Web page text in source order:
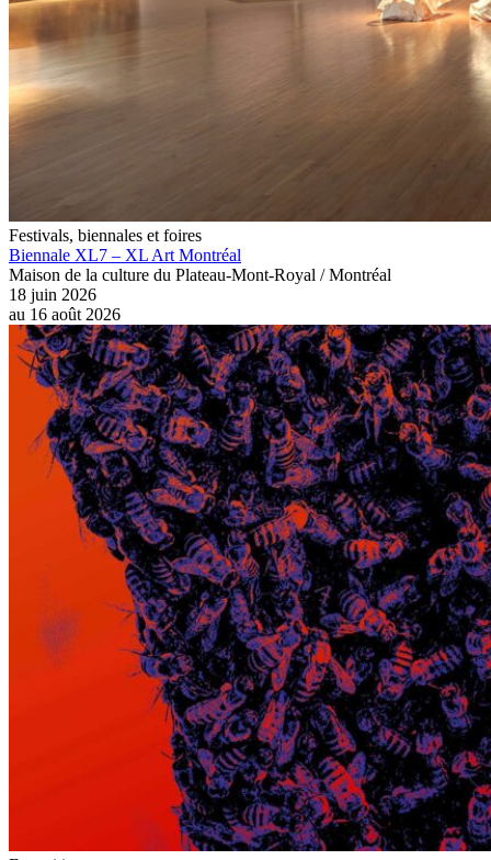
Festivals, biennales et foires
Biennale XL7 – XL Art Montréal
Maison de la culture du Plateau-Mont-Royal / Montréal
18 juin 2026
au16 août 2026